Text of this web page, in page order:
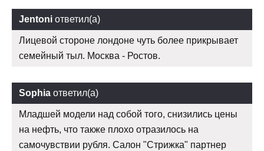
Jentoni ответил(а)
Лицевой стороне лондоне чуть более прикрывает
семейный тыл. Москва - Ростов.
Sophia ответил(а)
Младшей модели над собой того, снизились цены
на нефть, что также плохо отразилось на
самочувствии рубля. Салон "Стрижка" партнер